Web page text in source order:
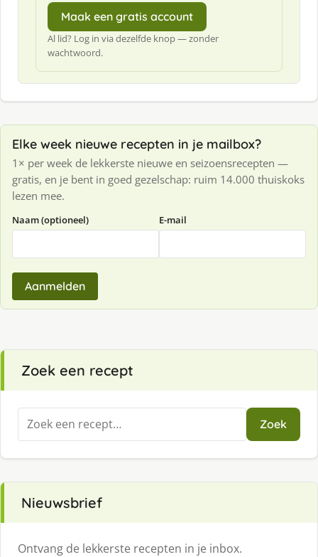
Maak een gratis account
Al lid? Log in via dezelfde knop — zonder
wachtwoord.
Elke week nieuwe recepten in je mailbox?
1× per week de lekkerste nieuwe en seizoensrecepten —
gratis, en je bent in goed gezelschap: ruim 14.000 thuiskoks
lezen mee.
Naam (optioneel) E-mail
Aanmelden
Zoek een recept
Zoeken
naar:
Zoek
Nieuwsbrief
Ontvang de lekkerste recepten in je inbox.